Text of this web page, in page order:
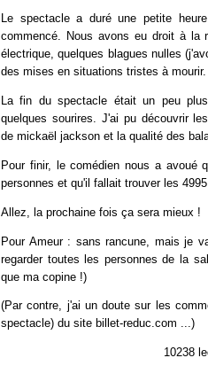
Le spectacle a duré une petite
commencé. Nous avons eu droit à la
électrique, quelques blagues nulles
des mises en situations tristes à mourir.
La fin du spectacle était un peu
quelques sourires. J'ai pu découvrir
de mickaël jackson et la qualité des
Pour finir, le comédien nous a avoué
personnes et qu'il fallait trouver les
Allez, la prochaine fois ça sera mieux !
Pour Ameur : sans rancune, mais je
regarder toutes les personnes de la
que ma copine !)
(Par contre, j'ai un doute sur les
spectacle) du site billet-reduc.com ...)
10238